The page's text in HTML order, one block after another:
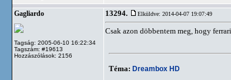
Gagliardo
Tagság: 2005-06-10 16:22:34
Tagszám: #19613
Hozzászólások: 2156
13294. Elküldve: 2014-04-07 19:07:49
Csak azon döbbentem meg, hogy
Téma: Dreambox HD